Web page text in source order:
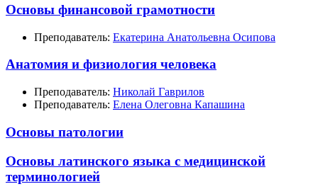
Основы финансовой грамотности
Преподаватель: Екатерина Анатольевна Осипова
Анатомия и физиология человека
Преподаватель: Николай Гаврилов
Преподаватель: Елена Олеговна Капашина
Основы патологии
Основы латинского языка с медицинской
терминологией